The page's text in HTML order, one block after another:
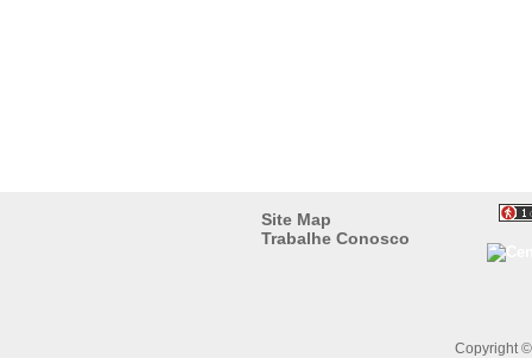
Copyright
Site Map
Trabalhe Conosco